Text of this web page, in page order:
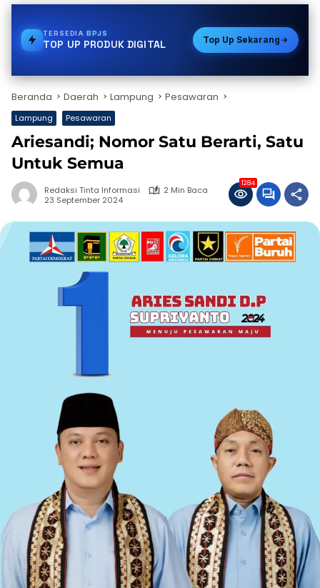
TERSEDIATOKEN PLN
TOP UP PRODUK DIGITAL Top Up Sekarang
Beranda Daerah Lampung Pesawaran
Lampung Pesawaran
Ariesandi; Nomor Satu Berarti, Satu
Untuk Semua
Redaksi Tinta Informasi
2 Min Baca
23 September 2024
1284